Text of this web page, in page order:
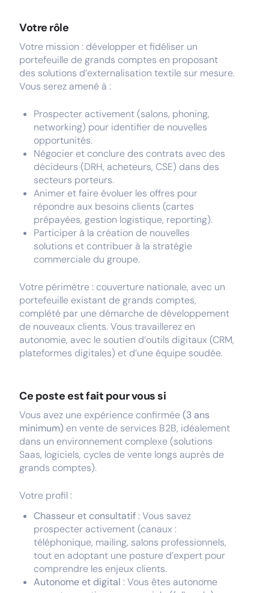
Votre rôle
Votre mission : développer et fidéliser un
portefeuille de grands comptes en proposant
des solutions d’externalisation textile sur mesure.
Vous serez amené à :
Prospecter activement (salons, phoning,
networking) pour identifier de nouvelles
opportunités.
Négocier et conclure des contrats avec des
décideurs (DRH, acheteurs, CSE) dans des
secteurs porteurs.
Animer et faire évoluer les offres pour
répondre aux besoins clients (cartes
prépayées, gestion logistique, reporting).
Participer à la création de nouvelles
solutions et contribuer à la stratégie
commerciale du groupe.
Votre périmètre : couverture nationale, avec un
portefeuille existant de grands comptes,
complété par une démarche de développement
de nouveaux clients. Vous travaillerez en
autonomie, avec le soutien d’outils digitaux (CRM,
plateformes digitales) et d’une équipe soudée.
Ce poste est fait pour vous si
Vous avez une expérience confirmée(3 ans
minimum) en vente de services B2B, idéalement
dans un environnement complexe (solutions
Saas, logiciels, cycles de vente longs auprès de
grands comptes).
Votre profil :
Chasseur et consultatif: Vous savez
prospecter activement (canaux :
téléphonique, mailing, salons professionnels,
tout en adoptant une posture d’expert pour
comprendre les enjeux clients.
Autonome et digital : Vous êtes autonome